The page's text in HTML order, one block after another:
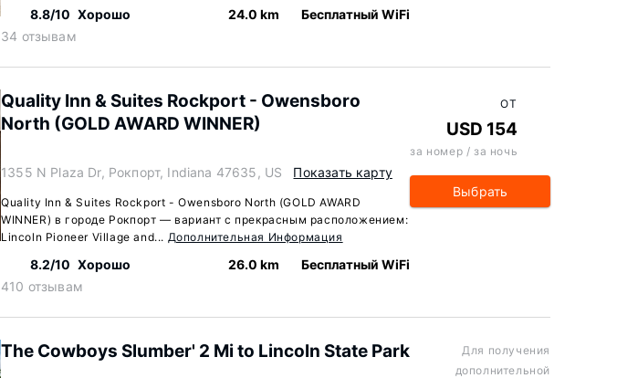
8.8/10 Хорошо
34 отзывам
24.0 km Бесплатный WiFi
Quality Inn & Suites Rockport - Owensboro
North (GOLD AWARD WINNER)
1355 N Plaza Dr, Рокпорт, Indiana 47635, US Показать карту
Quality Inn & Suites Rockport - Owensboro North (GOLD AWARD
WINNER) в городе Рокпорт — вариант с прекрасным расположением:
Lincoln Pioneer Village and... Дополнительная Информация
8.2/10 Хорошо
410 отзывам
26.0 km Бесплатный WiFi
ОТ
USD 154
за номер / за ночь
Выбрать
The Cowboys Slumber' 2 Mi to Lincoln State Park
Для получения
дополнительной